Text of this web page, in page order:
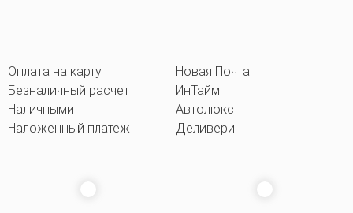
Оплата на карту
Безналичный расчет
Наличными
Наложенный платеж
Новая Почта
ИнТайм
Автолюкс
Деливери